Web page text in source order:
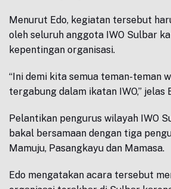
Menurut Edo, kegiatan tersebut
oleh seluruh anggota IWO Sulbar
kepentingan organisasi.
“Ini demi kita semua teman-teman
tergabung dalam ikatan IWO,” jelas
Pelantikan pengurus wilayah IWO
bakal bersamaan dengan tiga
Mamuju, Pasangkayu dan Mamasa.
Edo mengatakan acara tersebut